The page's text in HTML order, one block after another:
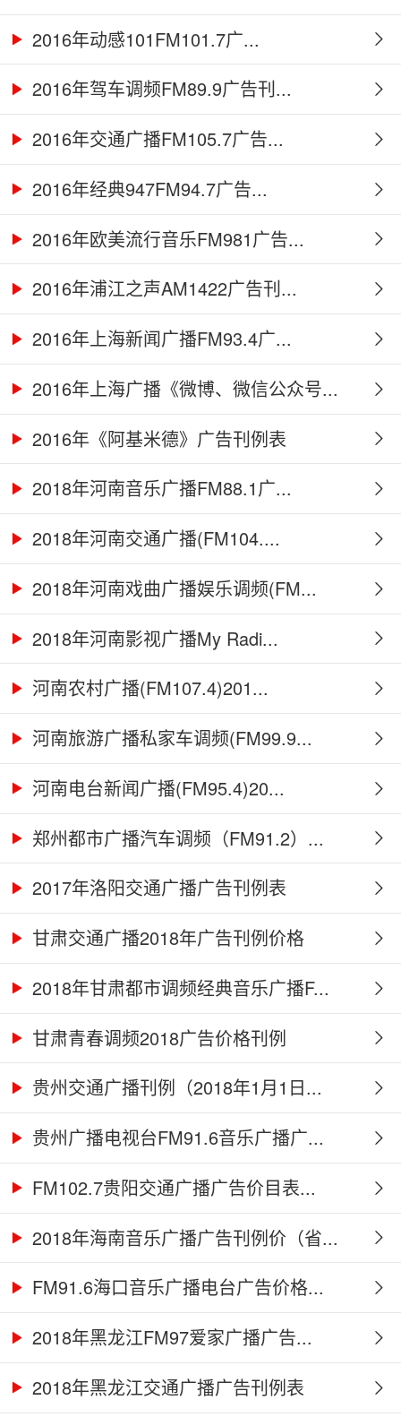
2016年动感101FM101.7广...
2016年驾车调频FM89.9广告刊...
2016年交通广播FM105.7广告...
2016年经典947FM94.7广告...
2016年欧美流行音乐FM981广告...
2016年浦江之声AM1422广告刊...
2016年上海新闻广播FM93.4广...
2016年上海广播《微博、微信公众号...
2016年《阿基米德》广告刊例表
2018年河南音乐广播FM88.1广...
2018年河南交通广播(FM104....
2018年河南戏曲广播娱乐调频(FM...
2018年河南影视广播My Radi...
河南农村广播(FM107.4)201...
河南旅游广播私家车调频(FM99.9...
河南电台新闻广播(FM95.4)20...
郑州都市广播汽车调频（FM91.2）...
2017年洛阳交通广播广告刊例表
甘肃交通广播2018年广告刊例价格
2018年甘肃都市调频经典音乐广播F...
甘肃青春调频2018广告价格刊例
贵州交通广播刊例（2018年1月1日...
贵州广播电视台FM91.6音乐广播广...
FM102.7贵阳交通广播广告价目表...
2018年海南音乐广播广告刊例价（省...
FM91.6海口音乐广播电台广告价格...
2018年黑龙江FM97爱家广播广告...
2018年黑龙江交通广播广告刊例表